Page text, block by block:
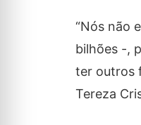
“Nós não
bilhões -,
ter outros
Tereza